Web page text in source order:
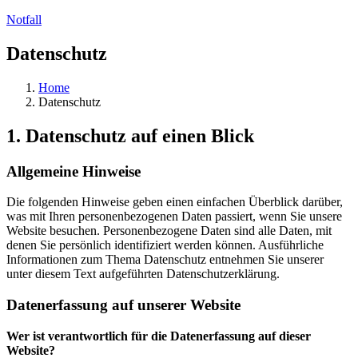
Notfall
Datenschutz​
Home
Datenschutz​
1. Datenschutz auf einen Blick
Allgemeine Hinweise
Die folgenden Hinweise geben einen einfachen Überblick darüber,
was mit Ihren personenbezogenen Daten passiert, wenn Sie unsere
Website besuchen. Personenbezogene Daten sind alle Daten, mit
denen Sie persönlich identifiziert werden können. Ausführliche
Informationen zum Thema Datenschutz entnehmen Sie unserer
unter diesem Text aufgeführten Datenschutzerklärung.
Datenerfassung auf unserer Website
Wer ist verantwortlich für die Datenerfassung auf dieser
Website?